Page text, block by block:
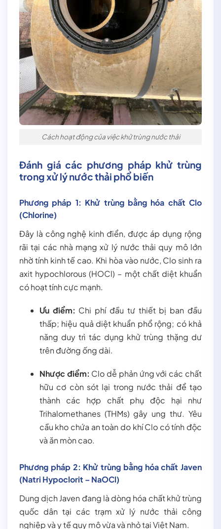
Cách hoạt động của việc khử trùng nước thải
Đánh giá các phương pháp khử trùng
trong xử lý nước thải phổ biến
Phương pháp 1: Khử trùng bằng hóa chất Clo
(Chlorine)
Đây là công nghệ kinh điển, được áp dụng rộng
rãi tại các nhà mạng xử lý nước thải quy mô lớn
nhờ tính kinh tế cao. Khi hòa vào nước, Clo sinh ra
axit hypochlorous (HOCl) – một chất diệt khuẩn
có hoạt tính cực mạnh.
Ưu điểm: Chi phí đầu tư thiết bị ban đầu
thấp; hiệu quả diệt khuẩn phổ rộng; có khả
năng duy trì tác dụng khử trùng thặng dư
trên đường ống dài.
Nhược điểm: Clo dễ phản ứng với các chất
hữu cơ còn sót lại trong nước thải để tạo
thành các hợp chất phụ độc hại như
Trihalomethanes (THMs) gây ung thư. Yêu
cầu kho chứa an toàn do khí Clo có tính độc
và ăn mòn cao.
Phương pháp 2: Khử trùng bằng hóa chất Javen
(Natri Hypoclorit – NaOCl)
Dung dịch Javen đang là dòng hóa chất khử trùng
quốc dân tại các trạm xử lý nước thải công
nghiệp và y tế quy mô vừa và nhỏ tại Việt Nam.